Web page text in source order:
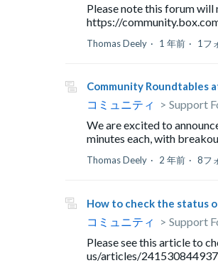
Please note this forum will
https://
Thomas Deely 1 年前 1フ
Community Roundtables
コミュニティ
Support
We are excited to
minutes each, with
Thomas Deely 2 年前 8フ
How to check the status
コミュニティ
Support
Please see this article to
us/articles/